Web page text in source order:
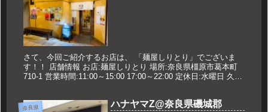
さて、今回ご紹介するお店は、 「麺屋しりとり」でございま
す！！ 店舗情報 お店:麺屋しりとり 場所:奈良県橿原市葛本町
710-1 営業時間:11:00～15:00 17:00～22:00 定休日:水曜日 久世
奈良県 ハナヤマZ@奈良県磯城郡